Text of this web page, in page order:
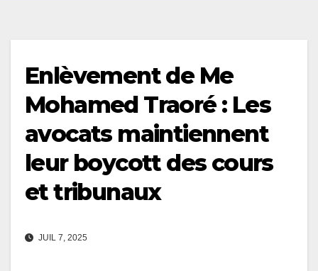
Enlèvement de Me
Mohamed Traoré : Les
avocats maintiennent
leur boycott des cours
et tribunaux
JUIL 7, 2025